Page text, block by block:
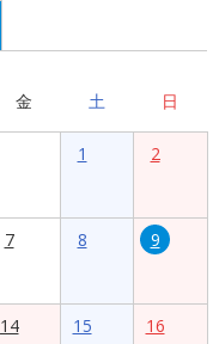
金 土 日
1 2
7 8 9
14
15
16